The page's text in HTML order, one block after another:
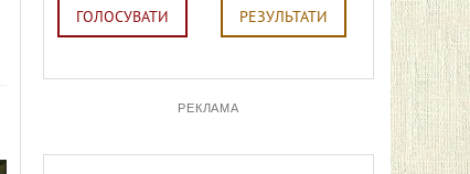
ГОЛОСУВАТИ РЕЗУЛЬТАТИ
РЕКЛАМА